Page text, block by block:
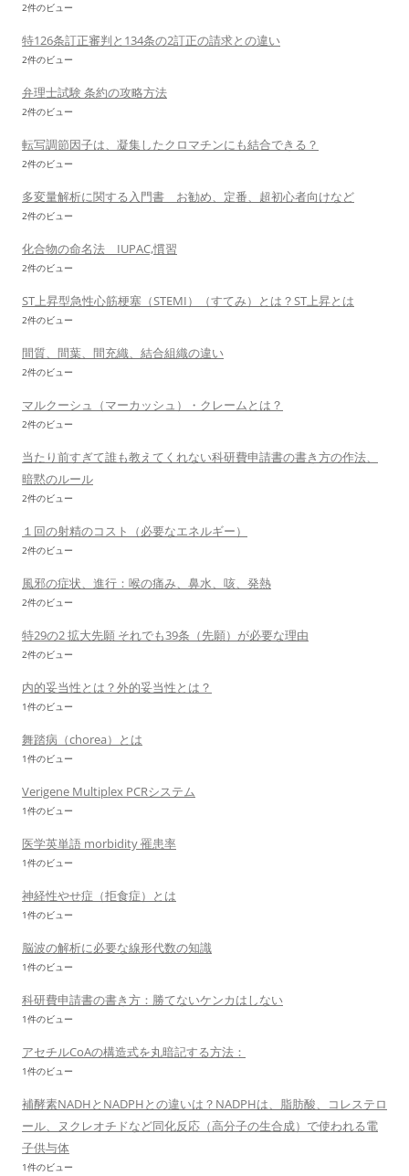
2件のビュー
特126条訂正審判と134条の2訂正の請求との違い
2件のビュー
弁理士試験 条約の攻略方法
2件のビュー
転写調節因子は、凝集したクロマチンにも結合できる？
2件のビュー
多変量解析に関する入門書 お勧め、定番、超初心者向けなど
2件のビュー
化合物の命名法 IUPAC,慣習
2件のビュー
ST上昇型急性心筋梗塞（STEMI）（すてみ）とは？ST上昇とは
2件のビュー
間質、間葉、間充織、結合組織の違い
2件のビュー
マルクーシュ（マーカッシュ）・クレームとは？
2件のビュー
当たり前すぎて誰も教えてくれない科研費申請書の書き方の作法、
暗黙のルール
2件のビュー
１回の射精のコスト（必要なエネルギー）
2件のビュー
風邪の症状、進行：喉の痛み、鼻水、咳、発熱
2件のビュー
特29の2 拡大先願 それでも39条（先願）が必要な理由
2件のビュー
内的妥当性とは？外的妥当性とは？
1件のビュー
舞踏病（chorea）とは
1件のビュー
Verigene Multiplex PCRシステム
1件のビュー
医学英単語 morbidity 罹患率
1件のビュー
神経性やせ症（拒食症）とは
1件のビュー
脳波の解析に必要な線形代数の知識
1件のビュー
科研費申請書の書き方：勝てないケンカはしない
1件のビュー
アセチルCoAの構造式を丸暗記する方法：
1件のビュー
補酵素NADHとNADPHとの違いは？NADPHは、脂肪酸、コレステロ
ール、ヌクレオチドなど同化反応（高分子の生合成）で使われる電
子供与体
1件のビュー